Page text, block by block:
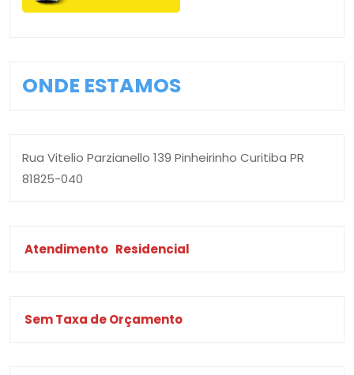
ONDE ESTAMOS
Rua Vitelio Parzianello 139 Pinheirinho Curitiba PR
81825-040
Atendimento Residencial
Sem Taxa de Orçamento